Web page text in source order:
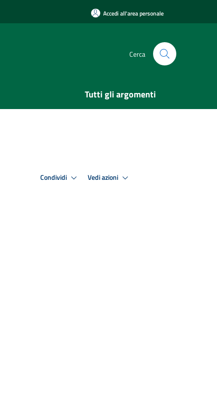
Accedi all'area personale
Cerca
Tutti gli argomenti
Condividi Vedi azioni